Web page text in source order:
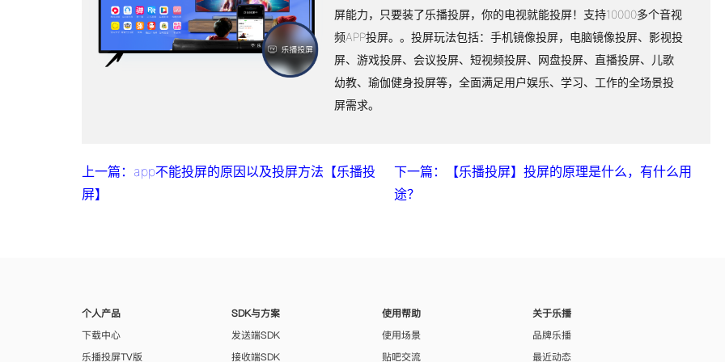
屏能力，只要装了乐播投屏，你的电视就能投屏！支持10000多个音视
频APP投屏。。投屏玩法包括：手机镜像投屏，电脑镜像投屏、影视投
屏、游戏投屏、会议投屏、短视频投屏、网盘投屏、直播投屏、儿歌
幼教、瑜伽健身投屏等，全面满足用户娱乐、学习、工作的全场景投
屏需求。
上一篇：app不能投屏的原因以及投屏方法【乐播投
屏】
下一篇：【乐播投屏】投屏的原理是什么，有什么用
途？
个人产品
下载中心
乐播投屏TV版
SDK与方案
发送端SDK
接收端SDK
使用帮助
使用场景
贴吧交流
关于乐播
品牌乐播
最近动态